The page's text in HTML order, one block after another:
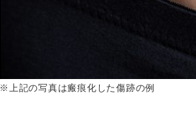
※上記の写真は瘢痕化した傷跡の例